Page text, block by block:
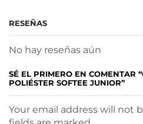
RESEÑAS
No hay reseñas aún
SÉ EL PRIMERO EN COMENTAR
POLIÉSTER SOFTEE JUNIOR”
Your email address will not